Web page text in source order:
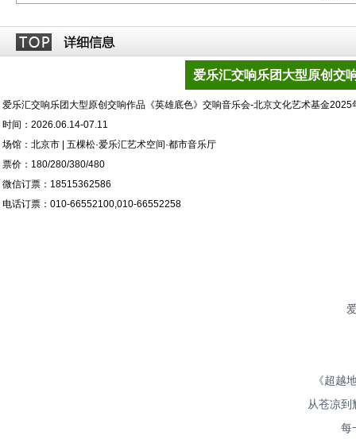
爱乐汇交响乐团大型原创交
爱乐汇交响乐团大型原创交响作品《英雄底色》交响音乐会-北京文化艺术基金2025
时间：2026.06.14-07.11
场馆：北京市 | 五棵松·爱乐汇艺术空间·都市音乐厅
票价：180/280/380/480
微信订票：18515362586
电话订票：010-66552100,010-66552258
《超越
从苍凉到
每